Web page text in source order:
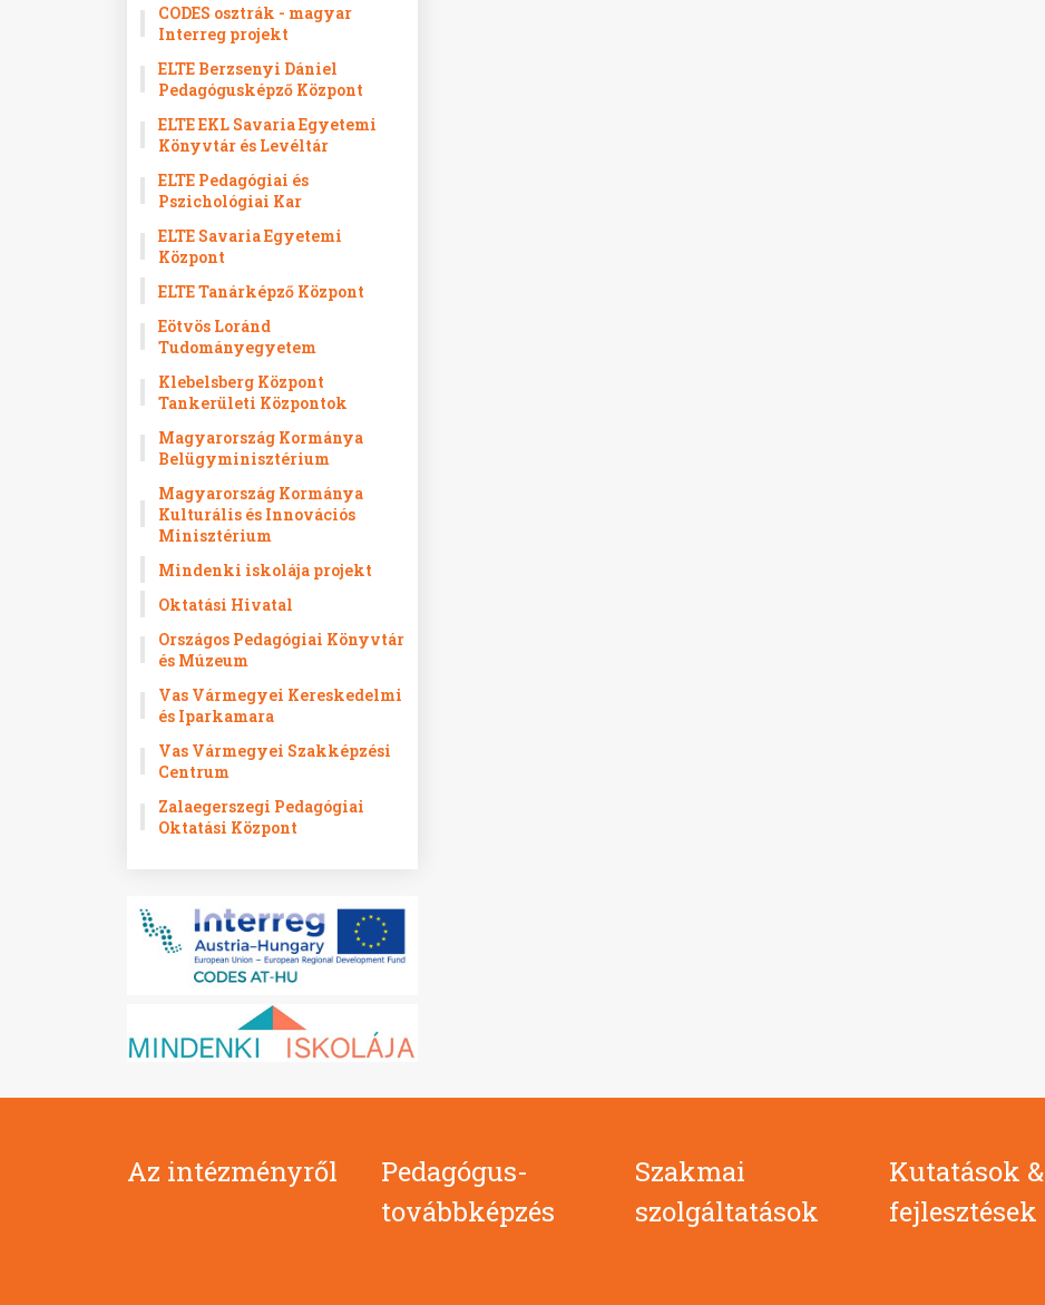
CODES osztrák - magyar
Interreg projekt
ELTE Berzsenyi Dániel
Pedagógusképző Központ
ELTE EKL Savaria Egyetemi
Könyvtár és Levéltár
ELTE Pedagógiai és
Pszichológiai Kar
ELTE Savaria Egyetemi
Központ
ELTE Tanárképző Központ
Eötvös Loránd
Tudományegyetem
Klebelsberg Központ
Tankerületi Központok
Magyarország Kormánya
Belügyminisztérium
Magyarország Kormánya
Kulturális és Innovációs
Minisztérium
Mindenki iskolája projekt
Oktatási Hivatal
Országos Pedagógiai Könyvtár
és Múzeum
Vas Vármegyei Kereskedelmi
és Iparkamara
Vas Vármegyei Szakképzési
Centrum
Zalaegerszegi Pedagógiai
Oktatási Központ
Az intézményről
Pedagógus-
továbbképzés
Szakmai
szolgáltatások
Kutatások &
fejlesztések